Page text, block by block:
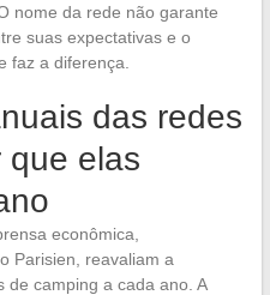
nome da rede não garante
suas expectativas e o
faz a diferença.
das redes
que elas
econômica,
Parisien, reavaliam a
de camping a cada ano. A